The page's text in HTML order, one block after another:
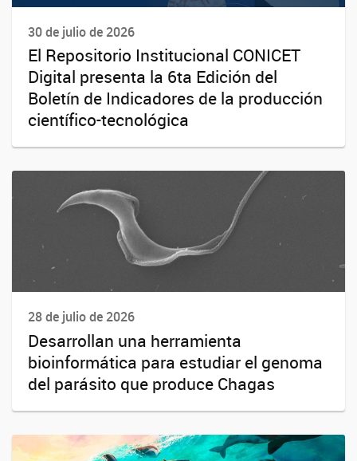
30 de julio de 2026
El Repositorio Institucional CONICET
Digital presenta la 6ta Edición del
Boletín de Indicadores de la producción
científico-tecnológica
28 de julio de 2026
Desarrollan una herramienta
bioinformática para estudiar el genoma
del parásito que produce Chagas